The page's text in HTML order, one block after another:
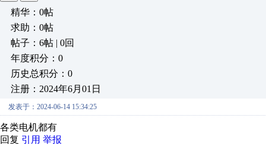
精华：0帖
求助：0帖
帖子：6帖 | 0回
年度积分：0
历史总积分：0
注册：2024年6月01日
发表于：2024-06-14 15:34:25
各类电机都有
回复 引用 举报